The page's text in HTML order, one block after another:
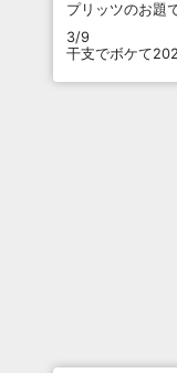
プリッツのお題
3/9
干支でボケて